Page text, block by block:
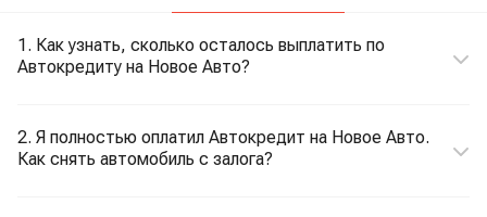
1. Как узнать, сколько осталось выплатить по
Автокредиту на Новое Авто?
2. Я полностью оплатил Автокредит на Новое Авто.
Как снять автомобиль с залога?